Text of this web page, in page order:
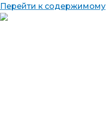
Перейти к содержимому